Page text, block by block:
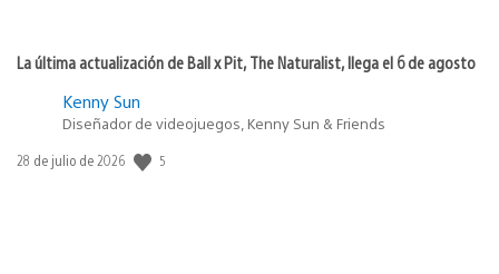
La última actualización de Ball x Pit, The Naturalist, llega el 6 de agosto
Kenny Sun
Diseñador de videojuegos, Kenny Sun & Friends
Fecha
28 de julio de 2026 5